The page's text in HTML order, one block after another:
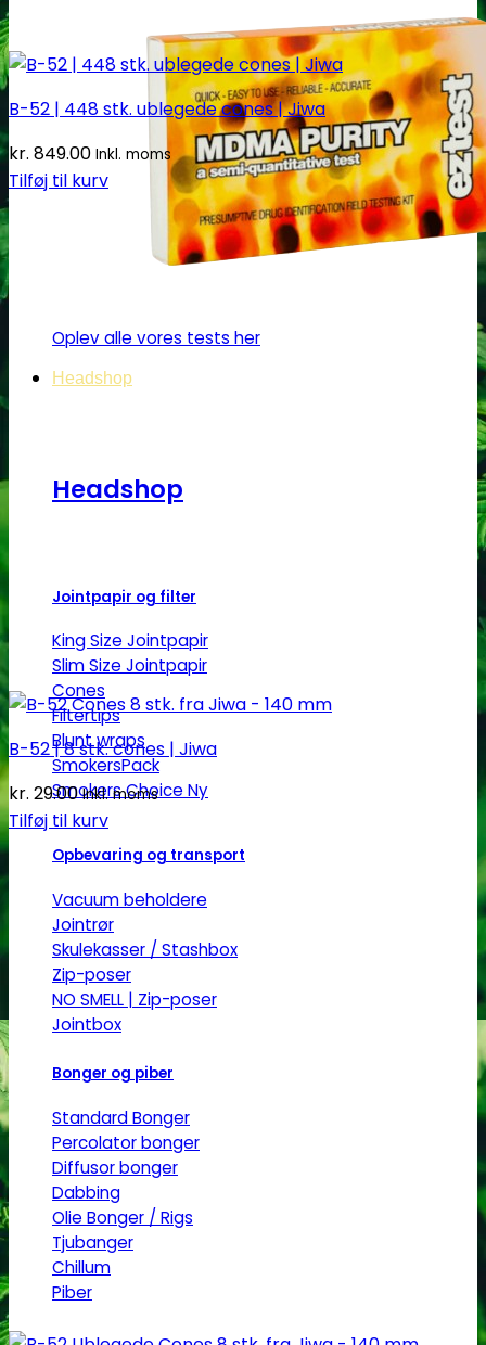
Oplev alle vores tests her
Headshop
Headshop
Jointpapir og filter
King Size Jointpapir
Slim Size Jointpapir
Cones
Filtertips
Blunt wraps
SmokersPack
Smokers Choice
Opbevaring og transport
Vacuum beholdere
Jointrør
Skulekasser / Stashbox
Zip-poser
NO SMELL | Zip-poser
Jointbox
Bonger og piber
Standard Bonger
Percolator bonger
Diffusor bonger
Dabbing
Olie Bonger / Rigs
Tjubanger
Chillum
Piber
B-52 | 448 stk. ublegede cones | Jiwa
kr. 849.00 Inkl. moms
Tilføj til kurv
B-52 | 8 stk. cones | Jiwa
kr. 29.00 Inkl. moms
Tilføj til kurv